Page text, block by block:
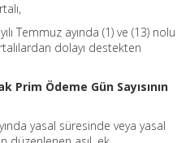
Temmuz ayında (1) ve (13) nolu
dolayı destekten
Prim Ödeme Gün Sayısının
yasal süresinde veya yasal